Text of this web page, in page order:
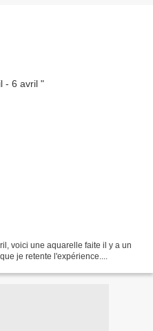
voici une aquarelle faite il y a un
je retente l'expérience....